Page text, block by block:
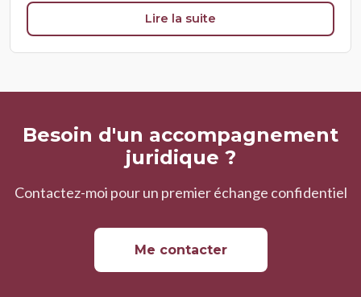
Lire la suite
Besoin d'un accompagnement
juridique ?
Contactez-moi pour un premier échange confidentiel
Me contacter